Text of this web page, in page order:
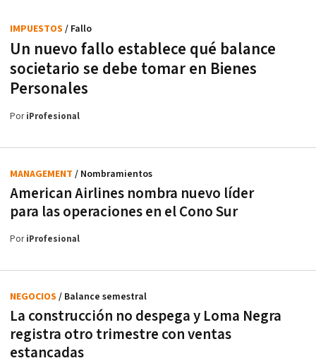
Un nuevo fallo establece qué balance
societario se debe tomar en Bienes
Personales
IMPUESTOS / Fallo
PoriProfesional
American Airlines nombra nuevo líder
para las operaciones en el Cono Sur
MANAGEMENT / Nombramientos
PoriProfesional
La construcción no despega y Loma Negra
registra otro trimestre con ventas
estancadas
NEGOCIOS / Balance semestral